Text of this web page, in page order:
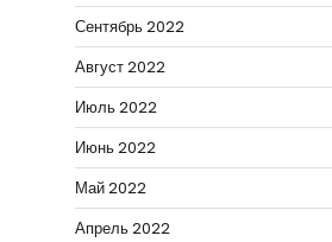
Сентябрь 2022
Август 2022
Июль 2022
Июнь 2022
Май 2022
Апрель 2022